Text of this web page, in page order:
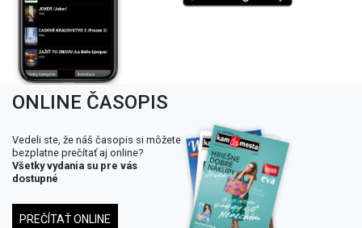
ONLINE ČASOPIS
Vedeli ste, že náš časopis si môžete
bezplatne prečítať aj online?
Všetky vydania su pre vás
dostupné
PREČÍTAŤ ONLINE